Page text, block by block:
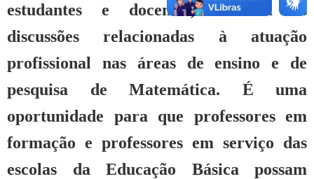
estudantes e docentes, fomenta as
discussões relacionadas à atuação
profissional nas áreas de ensino e de
pesquisa de Matemática. É uma
oportunidade para que professores em
formação e professores em serviço das
escolas da Educação Básica possam